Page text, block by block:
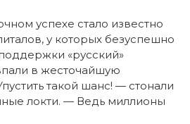
успехе стало известно
у которых безуспешно
«русский»
в жесточайшую
такой шанс! — стонали
локти. — Ведь миллионы